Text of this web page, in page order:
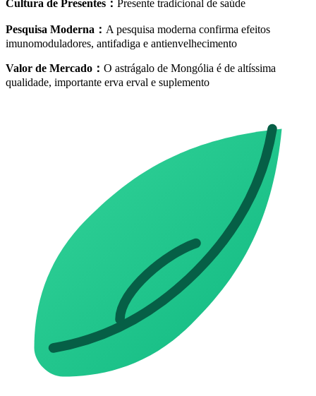
Cultura de Presentes ： Presente tradicional de saúde
Pesquisa Moderna ： A pesquisa moderna confirma efeitos
imunomoduladores, antifadiga e antienvelhecimento
Valor de Mercado ： O astrágalo de Mongólia é de altíssima
qualidade, importante erva erval e suplemento